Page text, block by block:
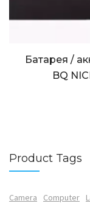
Батарея /
BQ
Product Tags
Camera Computer